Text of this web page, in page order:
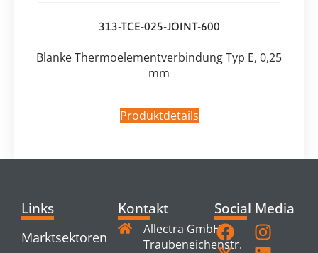
313-TCE-025-JOINT-600
Blanke Thermoelementverbindung Typ E, 0,25
mm
Produktdetails
Links
Marktsektoren
Kontakt
Allectra GmbH
Traubeneichenstr.
Social Media